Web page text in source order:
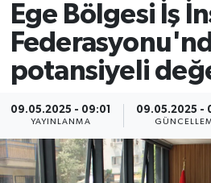
Ege Bölgesi İş
potansiyeli
09.05.2025 - 09:01
YAYINLANMA
09.05.2025 -